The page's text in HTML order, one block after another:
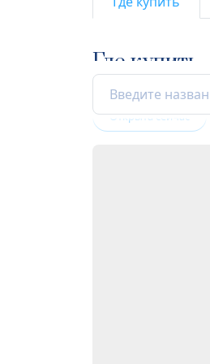
Где купить
Открыта сейчас